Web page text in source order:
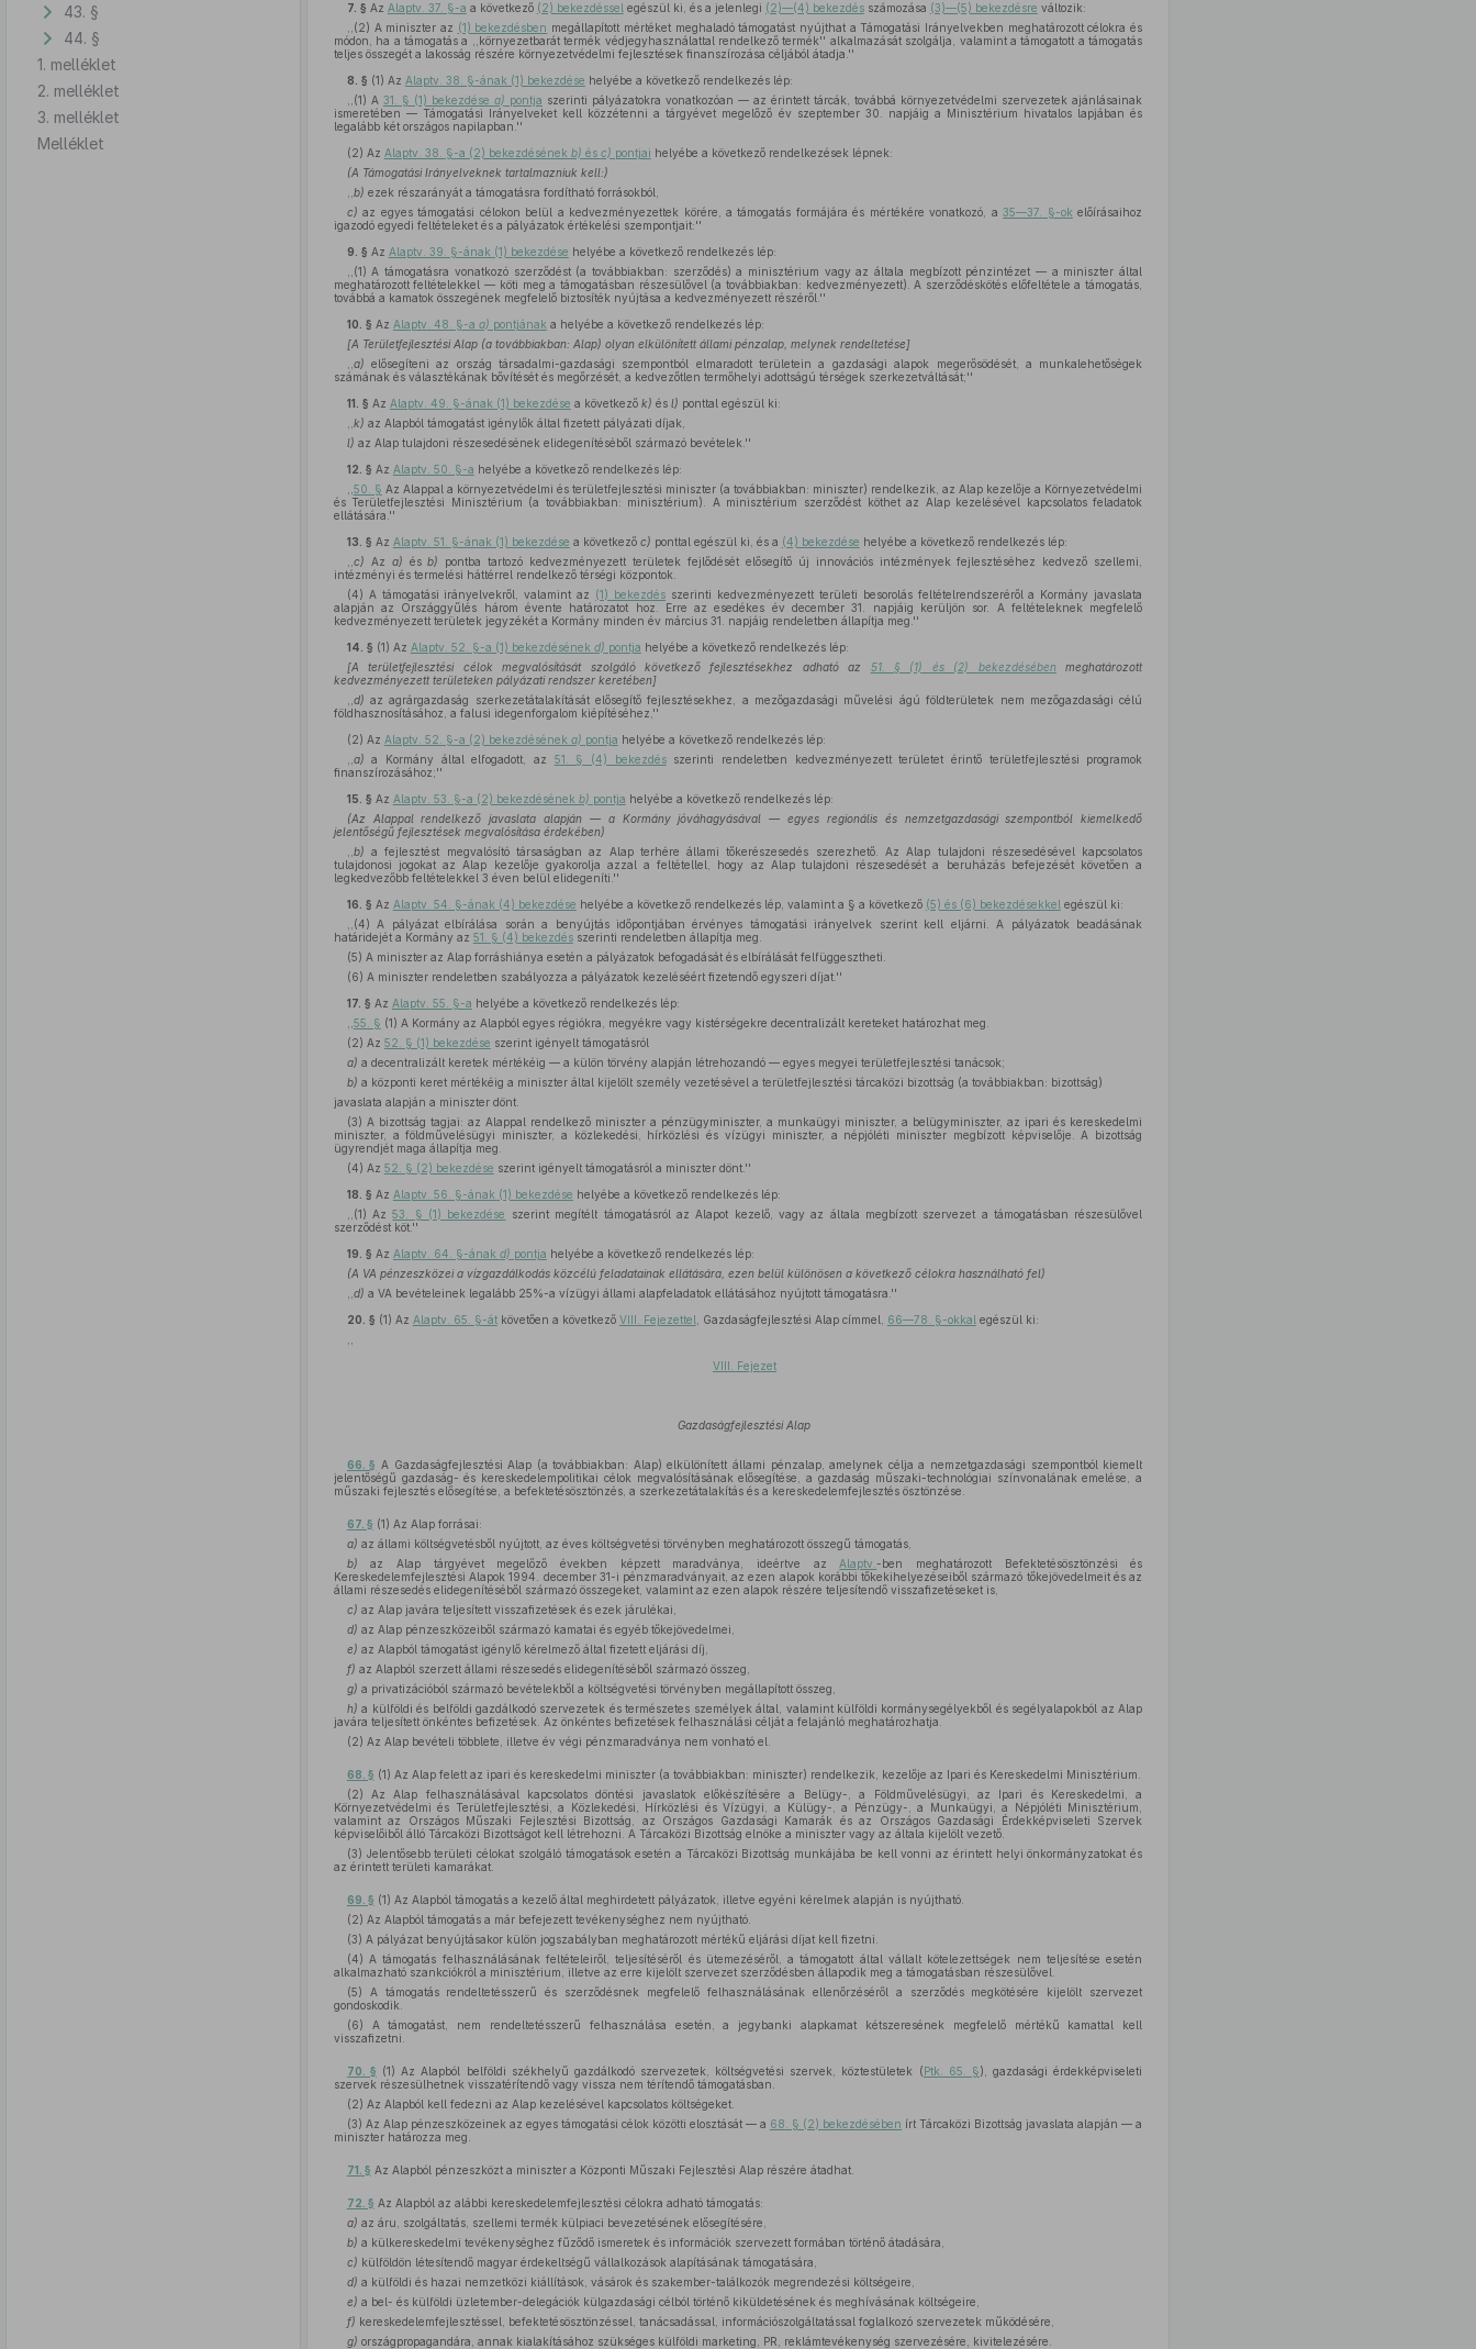
43. §
44. §
1. melléklet
2. melléklet
3. melléklet
Melléklet
7. § Az Alaptv. 37. §-a a következő (2) bekezdéssel egészül ki, és a jelenlegi (2)—(4) bekezdésszámozása (3)—(5) bekezdésre változik:
,,(2) A miniszter az (1) bekezdésben megállapított mértéket meghaladó támogatást nyújthat a Támogatási Irányelvekben meghatározott célokra és
módon, ha a támogatás a ,,környezetbarát termék védjegyhasználattal rendelkező termék'' alkalmazását szolgálja, valamint a támogatott a támogatás
teljes összegét a lakosság részére környezetvédelmi fejlesztések finanszírozása céljából átadja.''
8. § (1) Az Alaptv. 38. §-ának (1) bekezdése helyébe a következő rendelkezés lép:
,,(1) A 31. § (1) bekezdése a) pontja szerinti pályázatokra vonatkozóan — az érintett tárcák, továbbá környezetvédelmi szervezetek ajánlásainak
ismeretében — Támogatási Irányelveket kell közzétenni a tárgyévet megelőző év szeptember 30. napjáig a Minisztérium hivatalos lapjában és
legalább két országos napilapban.''
(2) Az Alaptv. 38. §-a (2) bekezdésének b) és c) pontjai helyébe a következő rendelkezések lépnek:
(A Támogatási Irányelveknek tartalmazniuk kell:)
b) ezek részarányát a támogatásra fordítható forrásokból,
c) az egyes támogatási célokon belül a kedvezményezettek körére, a támogatás formájára és mértékére vonatkozó, a35—37. §-ok előírásaihoz
igazodó egyedi feltételeket és a pályázatok értékelési szempontjait:''
9. § Az Alaptv. 39. §-ának (1) bekezdése helyébe a következő rendelkezés lép:
,,(1) A támogatásra vonatkozó szerződést (a továbbiakban: szerződés) a minisztérium vagy az általa megbízott pénzintézet — a miniszter által
meghatározott feltételekkel — köti meg a támogatásban részesülővel (a továbbiakban: kedvezményezett). A szerződéskötés előfeltétele a támogatás,
továbbá a kamatok összegének megfelelő biztosíték nyújtása a kedvezményezett részéről.''
10. § Az Alaptv. 48. §-a a) pontjának a helyébe a következő rendelkezés lép:
[A Területfejlesztési Alap (a továbbiakban: Alap) olyan elkülönített állami pénzalap, melynek rendeltetése]
a) elősegíteni az ország társadalmi-gazdasági szempontból elmaradott területein a gazdasági alapok megerősödését, a munkalehetőségek
számának és választékának bővítését és megőrzését, a kedvezőtlen termőhelyi adottságú térségek szerkezetváltását;''
11. § Az Alaptv. 49. §-ának (1) bekezdése a következő k) és l) ponttal egészül ki:
k) az Alapból támogatást igénylők által fizetett pályázati díjak,
l) az Alap tulajdoni részesedésének elidegenítéséből származó bevételek.''
12. § Az Alaptv. 50. §-a helyébe a következő rendelkezés lép:
50. § Az Alappal a környezetvédelmi és területfejlesztési miniszter (a továbbiakban: miniszter) rendelkezik, az Alap kezelője a Környezetvédelmi
és Területfejlesztési Minisztérium (a továbbiakban: minisztérium). A minisztérium szerződést köthet az Alap kezelésével kapcsolatos feladatok
ellátására.''
13. § Az Alaptv. 51. §-ának (1) bekezdése a következő c) ponttal egészül ki, és a (4) bekezdése helyébe a következő rendelkezés lép:
c) Az a) ésb)
pontba tartozó kedvezményezett területek fejlődését elősegítő új innovációs intézmények fejlesztéséhez kedvező szellemi,
intézményi és termelési háttérrel rendelkező térségi központok.
(4) A támogatási irányelvekről, valamint az (1) bekezdés szerinti kedvezményezett területi besorolás feltételrendszeréről a Kormány javaslata
alapján az Országgyűlés három évente határozatot hoz. Erre az esedékes év december 31. napjáig kerüljön sor. A feltételeknek megfelelő
kedvezményezett területek jegyzékét a Kormány minden év március 31. napjáig rendeletben állapítja meg.''
14. § (1) Az Alaptv. 52. §-a (1) bekezdésének d) pontja helyébe a következő rendelkezés lép:
[A területfejlesztési célok megvalósítását szolgáló következő fejlesztésekhez adható az 51. § (1) és (2) bekezdésében meghatározott
kedvezményezett területeken pályázati rendszer keretében]
d) az agrárgazdaság szerkezetátalakítását elősegítő fejlesztésekhez, a mezőgazdasági művelési ágú földterületek nem mezőgazdasági célú
földhasznosításához, a falusi idegenforgalom kiépítéséhez,''
(2) Az Alaptv. 52. §-a (2) bekezdésének a) pontja helyébe a következő rendelkezés lép:
a) a Kormány által elfogadott, az 51. § (4) bekezdésszerinti rendeletben kedvezményezett területet érintő területfejlesztési programok
finanszírozásához;''
15. § Az Alaptv. 53. §-a (2) bekezdésének b) pontja helyébe a következő rendelkezés lép:
(Az Alappal rendelkező javaslata alapján — a Kormány jóváhagyásával — egyes regionális és nemzetgazdasági szempontból kiemelkedő
jelentőségű fejlesztések megvalósítása érdekében)
b) a fejlesztést megvalósító társaságban az Alap terhére állami tőkerészesedés szerezhető. Az Alap tulajdoni részesedésével kapcsolatos
tulajdonosi jogokat az Alap kezelője gyakorolja azzal a feltétellel, hogy az Alap tulajdoni részesedését a beruházás befejezését követően a
legkedvezőbb feltételekkel 3 éven belül elidegeníti.''
16. § Az Alaptv. 54. §-ának (4) bekezdése helyébe a következő rendelkezés lép, valamint a § a következő (5) és (6) bekezdésekkel egészül ki:
,,(4) A pályázat elbírálása során a benyújtás időpontjában érvényes támogatási irányelvek szerint kell eljárni. A pályázatok beadásának
határidejét a Kormány az 51. § (4) bekezdésszerinti rendeletben állapítja meg.
(5) A miniszter az Alap forráshiánya esetén a pályázatok befogadását és elbírálását felfüggesztheti.
(6) A miniszter rendeletben szabályozza a pályázatok kezeléséért fizetendő egyszeri díjat.''
17. § Az Alaptv. 55. §-a helyébe a következő rendelkezés lép:
55. § (1) A Kormány az Alapból egyes régiókra, megyékre vagy kistérségekre decentralizált kereteket határozhat meg.
(2) Az 52. § (1) bekezdése szerint igényelt támogatásról
a) a decentralizált keretek mértékéig — a külön törvény alapján létrehozandó — egyes megyei területfejlesztési tanácsok;
b) a központi keret mértékéig a miniszter által kijelölt személy vezetésével a területfejlesztési tárcaközi bizottság (a továbbiakban: bizottság)
javaslata alapján a miniszter dönt.
(3) A bizottság tagjai: az Alappal rendelkező miniszter a pénzügyminiszter, a munkaügyi miniszter, a belügyminiszter, az ipari és kereskedelmi
miniszter, a földművelésügyi miniszter, a közlekedési, hírközlési és vízügyi miniszter, a népjóléti miniszter megbízott képviselője. A bizottság
ügyrendjét maga állapítja meg.
(4) Az 52. § (2) bekezdése szerint igényelt támogatásról a miniszter dönt.''
18. § Az Alaptv. 56. §-ának (1) bekezdése helyébe a következő rendelkezés lép:
,,(1) Az53. § (1) bekezdése
szerint megítélt támogatásról az Alapot kezelő, vagy az általa megbízott szervezet a támogatásban részesülővel
szerződést köt.''
19. § Az Alaptv. 64. §-ának d) pontja helyébe a következő rendelkezés lép:
(A VA pénzeszközei a vízgazdálkodás közcélú feladatainak ellátására, ezen belül különösen a következő célokra használható fel)
d) a VA bevételeinek legalább 25%-a vízügyi állami alapfeladatok ellátásához nyújtott támogatásra.''
20. § (1) Az Alaptv. 65. §-átkövetően a következő VIII. Fejezettel , Gazdaságfejlesztési Alap címmel, 66—78. §-okkal egészül ki:
VIII. Fejezet
Gazdaságfejlesztési Alap
66. § A Gazdaságfejlesztési Alap (a továbbiakban: Alap) elkülönített állami pénzalap, amelynek célja a nemzetgazdasági szempontból kiemelt
jelentőségű gazdaság- és kereskedelempolitikai célok megvalósításának elősegítése, a gazdaság műszaki-technológiai színvonalának emelése, a
műszaki fejlesztés elősegítése, a befektetésösztönzés, a szerkezetátalakítás és a kereskedelemfejlesztés ösztönzése.
67. § (1) Az Alap forrásai:
a) az állami költségvetésből nyújtott, az éves költségvetési törvényben meghatározott összegű támogatás,
b) az Alap tárgyévet megelőző években képzett maradványa, ideértve az Alaptv.-ben meghatározott Befektetésösztönzési és
Kereskedelemfejlesztési Alapok 1994. december 31-i pénzmaradványait, az ezen alapok korábbi tőkekihelyezéseiből származó tőkejövedelmeit és az
állami részesedés elidegenítéséből származó összegeket, valamint az ezen alapok részére teljesítendő visszafizetéseket is,
c) az Alap javára teljesített visszafizetések és ezek járulékai,
d) az Alap pénzeszközeiből származó kamatai és egyéb tőkejövedelmei,
e) az Alapból támogatást igénylő kérelmező által fizetett eljárási díj,
f) az Alapból szerzett állami részesedés elidegenítéséből származó összeg,
g) a privatizációból származó bevételekből a költségvetési törvényben megállapított összeg,
h) a külföldi és belföldi gazdálkodó szervezetek és természetes személyek által, valamint külföldi kormánysegélyekből és segélyalapokból az Alap
javára teljesített önkéntes befizetések. Az önkéntes befizetések felhasználási célját a felajánló meghatározhatja.
(2) Az Alap bevételi többlete, illetve év végi pénzmaradványa nem vonható el.
68. § (1) Az Alap felett az ipari és kereskedelmi miniszter (a továbbiakban: miniszter) rendelkezik, kezelője az Ipari és Kereskedelmi Minisztérium.
(2) Az Alap felhasználásával kapcsolatos döntési javaslatok előkészítésére a Belügy-, a Földművelésügyi, az Ipari és Kereskedelmi, a
Környezetvédelmi és Területfejlesztési, a Közlekedési, Hírközlési és Vízügyi, a Külügy-, a Pénzügy-, a Munkaügyi, a Népjóléti Minisztérium,
valamint az Országos Műszaki Fejlesztési Bizottság, az Országos Gazdasági Kamarák és az Országos Gazdasági Érdekképviseleti Szervek
képviselőiből álló Tárcaközi Bizottságot kell létrehozni. A Tárcaközi Bizottság elnöke a miniszter vagy az általa kijelölt vezető.
(3) Jelentősebb területi célokat szolgáló támogatások esetén a Tárcaközi Bizottság munkájába be kell vonni az érintett helyi önkormányzatokat és
az érintett területi kamarákat.
69. § (1) Az Alapból támogatás a kezelő által meghirdetett pályázatok, illetve egyéni kérelmek alapján is nyújtható.
(2) Az Alapból támogatás a már befejezett tevékenységhez nem nyújtható.
(3) A pályázat benyújtásakor külön jogszabályban meghatározott mértékű eljárási díjat kell fizetni.
(4) A támogatás felhasználásának feltételeiről, teljesítéséről és ütemezéséről, a támogatott által vállalt kötelezettségek nem teljesítése esetén
alkalmazható szankciókról a minisztérium, illetve az erre kijelölt szervezet szerződésben állapodik meg a támogatásban részesülővel.
(5) A támogatás rendeltetésszerű és szerződésnek megfelelő felhasználásának ellenőrzéséről a szerződés megkötésére kijelölt szervezet
gondoskodik.
(6) A támogatást, nem rendeltetésszerű felhasználása esetén, a jegybanki alapkamat kétszeresének megfelelő mértékű kamattal kell
visszafizetni.
70. § (1) Az Alapból belföldi székhelyű gazdálkodó szervezetek, költségvetési szervek, köztestületek (Ptk. 65. §), gazdasági érdekképviseleti
szervek részesülhetnek visszatérítendő vagy vissza nem térítendő támogatásban.
(2) Az Alapból kell fedezni az Alap kezelésével kapcsolatos költségeket.
(3) Az Alap pénzeszközeinek az egyes támogatási célok közötti elosztását — a 68. § (2) bekezdésében írt Tárcaközi Bizottság javaslata alapján — a
miniszter határozza meg.
71. § Az Alapból pénzeszközt a miniszter a Központi Műszaki Fejlesztési Alap részére átadhat.
72. § Az Alapból az alábbi kereskedelemfejlesztési célokra adható támogatás:
a) az áru, szolgáltatás, szellemi termék külpiaci bevezetésének elősegítésére,
b) a külkereskedelmi tevékenységhez fűződő ismeretek és információk szervezett formában történő átadására,
c) külföldön létesítendő magyar érdekeltségű vállalkozások alapításának támogatására,
d) a külföldi és hazai nemzetközi kiállítások, vásárok és szakember-találkozók megrendezési költségeire,
e) a bel- és külföldi üzletember-delegációk külgazdasági célból történő kiküldetésének és meghívásának költségeire,
f) kereskedelemfejlesztéssel, befektetésösztönzéssel, tanácsadással, információszolgáltatással foglalkozó szervezetek működésére,
g) országpropagandára, annak kialakításához szükséges külföldi marketing, PR, reklámtevékenység szervezésére, kivitelezésére.